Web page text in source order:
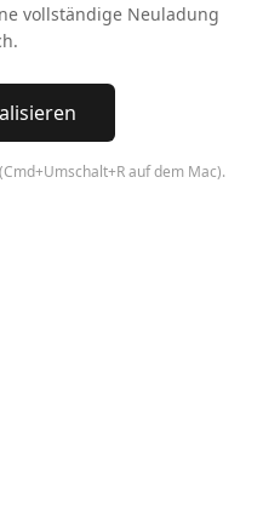
vollständige Neuladung
auf dem Mac).